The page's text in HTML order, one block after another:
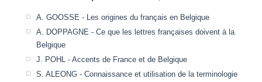
A. GOOSSE - Les origines du français en Belgique
A. DOPPAGNE - Ce que les lettres françaises doivent à la
Belgique
J. POHL - Accents de France et de Belgique
S. ALEONG - Connaissance et utilisation de la terminologie